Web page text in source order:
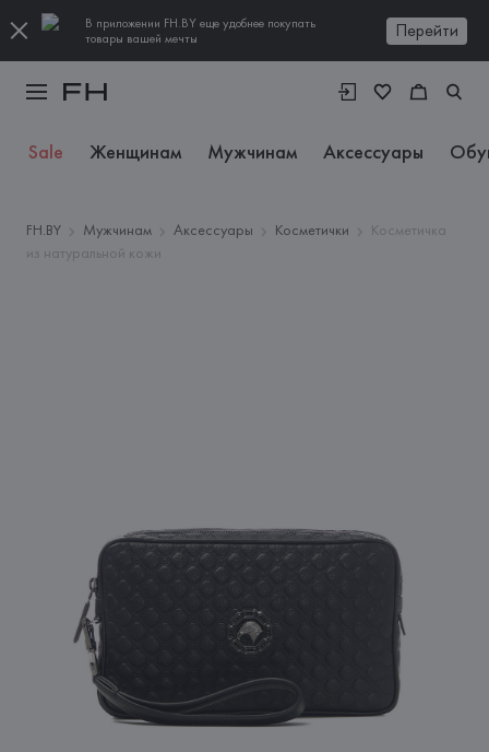
В приложении FH.BY еще удобнее покупать
товары вашей мечты
Перейти
Sale Женщинам Мужчинам Аксессуары
FH.BY Мужчинам Аксессуары Косметички
Косметичка
из натуральной кожи